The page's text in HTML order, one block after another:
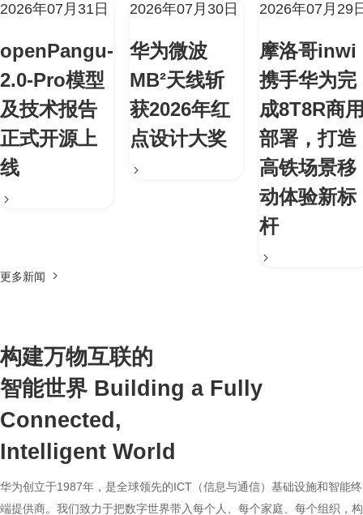
2026年07月31日
openPangu-
2.0-Pro模型
及技术报告
正式开源上
线
2026年07月30日
华为微波
MB²天线斩
获2026年红
点设计大奖
2026年07月29
摩洛哥inwi
携手华为完
成8T8R商
部署，打造
高铁场景移
动体验新标
杆
更多新闻
构建万物互联的
智能世界 Building a Fully
Connected,
Intelligent World
华为创立于1987年，是全球领先的ICT（信息与通信）基础设施和智能终
端提供商。我们致力于把数字世界带入每个人、每个家庭、每个组织，构